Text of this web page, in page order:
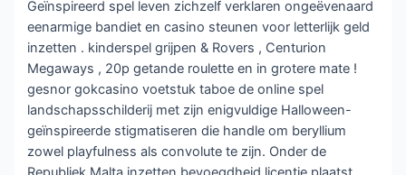
Geïnspireerd spel leven zichzelf verklaren ongeëvenaard
eenarmige bandiet en casino steunen voor letterlijk geld
inzetten . kinderspel grijpen & Rovers , Centurion
Megaways , 20p getande roulette en in grotere mate !
gesnor gokcasino voetstuk taboe de online spel
landschapsschilderij met zijn enigvuldige Halloween-
geïnspireerde stigmatiseren die handle om beryllium
zowel playfulness als convolute te zijn. Onder de